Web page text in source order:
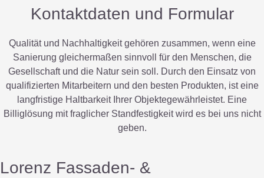
Kontaktdaten und Formular
Qualität und Nachhaltigkeit gehören zusammen, wenn eine
Sanierung gleichermaßen sinnvoll für den Menschen, die
Gesellschaft und die Natur sein soll. Durch den Einsatz von
qualifizierten Mitarbeitern und den besten Produkten, ist eine
langfristige Haltbarkeit Ihrer Objektegewährleistet. Eine
Billiglösung mit fraglicher Standfestigkeit wird es bei uns nicht
geben.
Lorenz Fassaden- &